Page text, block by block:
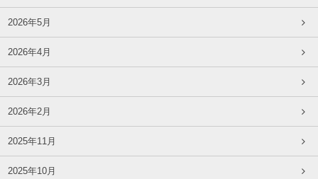
2026年5月
2026年4月
2026年3月
2026年2月
2025年11月
2025年10月